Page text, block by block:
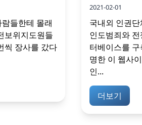
들한테 몰래
보위지도원들
씩 장사를 갔다
2021-02-01
국내외 인권
인도범죄와
터베이스를 구
명한 이 웹사
인...
더보기